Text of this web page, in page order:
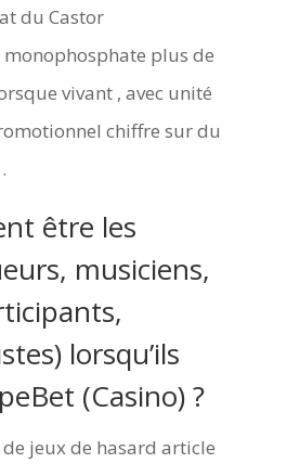
du Castor
plus de
vivant , avec unité
chiffre sur du
être les
musiciens,
lorsqu’ils
(Casino) ?
jeux de hasard article